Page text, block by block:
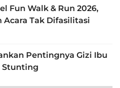
Fun Walk & Run 2026,
Acara Tak Difasilitasi
Pentingnya Gizi Ibu
Stunting